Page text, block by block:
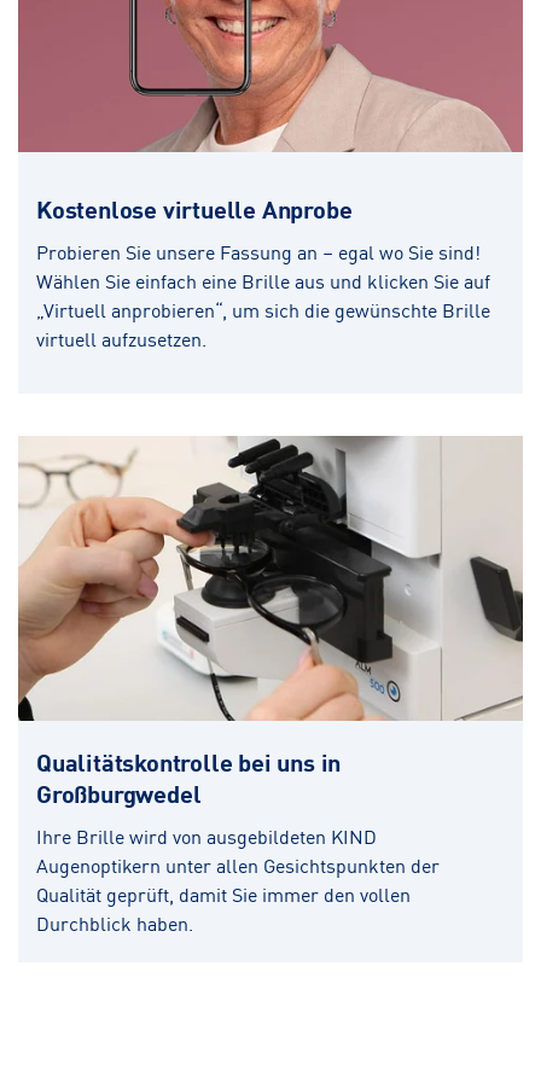
Kostenlose virtuelle Anprobe
Probieren Sie unsere Fassung an – egal wo Sie sind!
Wählen Sie einfach eine Brille aus und klicken Sie auf
„Virtuell anprobieren“, um sich die gewünschte Brille
virtuell aufzusetzen.
Qualitätskontrolle bei uns in
Großburgwedel
Ihre Brille wird von ausgebildeten KIND
Augenoptikern unter allen Gesichtspunkten der
Qualität geprüft, damit Sie immer den vollen
Durchblick haben.